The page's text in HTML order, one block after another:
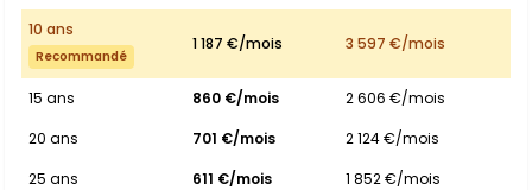
10 ans
Recommandé
1 187 €/mois 3 597 €/mois
15 ans 860 €/mois
2 606 €/mois
20 ans
701 €/mois
2 124 €/mois
25 ans
611 €/mois 1 852 €/mois